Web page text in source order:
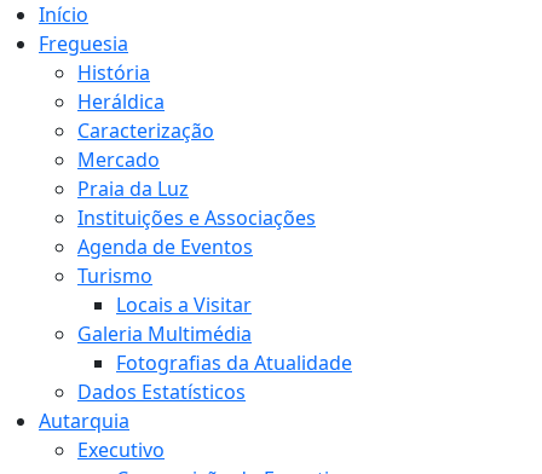
Início
Freguesia
História
Heráldica
Caracterização
Mercado
Praia da Luz
Instituições e Associações
Agenda de Eventos
Turismo
Locais a Visitar
Galeria Multimédia
Fotografias da Atualidade
Dados Estatísticos
Autarquia
Executivo